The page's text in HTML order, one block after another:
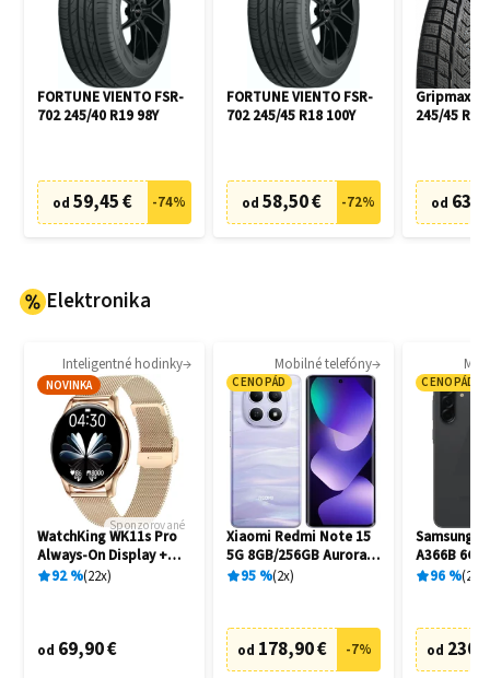
FORTUNE VIENTO FSR-
702 245/40 R19 98Y
od 59,45 € -74%
FORTUNE VIENTO FSR-
702 245/45 R18 100Y
od 58,50 € -72%
Gripmax
245/45 R18
od
Elektronika
Inteligentné hodinky
NOVINKA
Sponzorované
WatchKing WK11s Pro
Always-On Display +
Extra remienok
92% 22x
od 69,90 €
Mobilné telefóny
CENOPÁD
Xiaomi Redmi Note 15
5G 8GB/256GB Aurora
Purple
95% 2x
od 178,90 € -7%
CENOPÁD
Samsung
A366B
Awesome
96% 20
od